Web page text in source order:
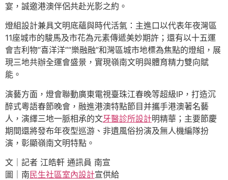
宴，誠邀港澳伴侶共赴光影之約。
燈組設計兼具文明底蘊與時代活氣：主進口以代表年夜灣區
11座城市的駿馬及市花為元素傳遞美妙期許；還有以十五運
會吉利物“喜洋洋”“樂融融”和灣區城市地標為焦點的燈組，展
現三地共辦全運會盛景，實現嶺南文明與體育精力雙向賦
能。
演藝方面，燈會聯動廣東電視臺珠江春晚等超級IP，打造沉
醉式粵語春節晚會，融進港澳特點節目并攜手港澳著名藝
人，演繹三地一脈相承的文牙醫診所設計明精華；主要節慶
期間還將發布年夜型巡游、非遺風俗扮演及無人機編隊扮
演，彰顯嶺南文明特點。
文｜記者 江皓軒 通訊員 南宣
圖｜南 民生社區室內設計宣供給